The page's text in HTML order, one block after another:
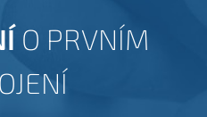
O PRVNÍM